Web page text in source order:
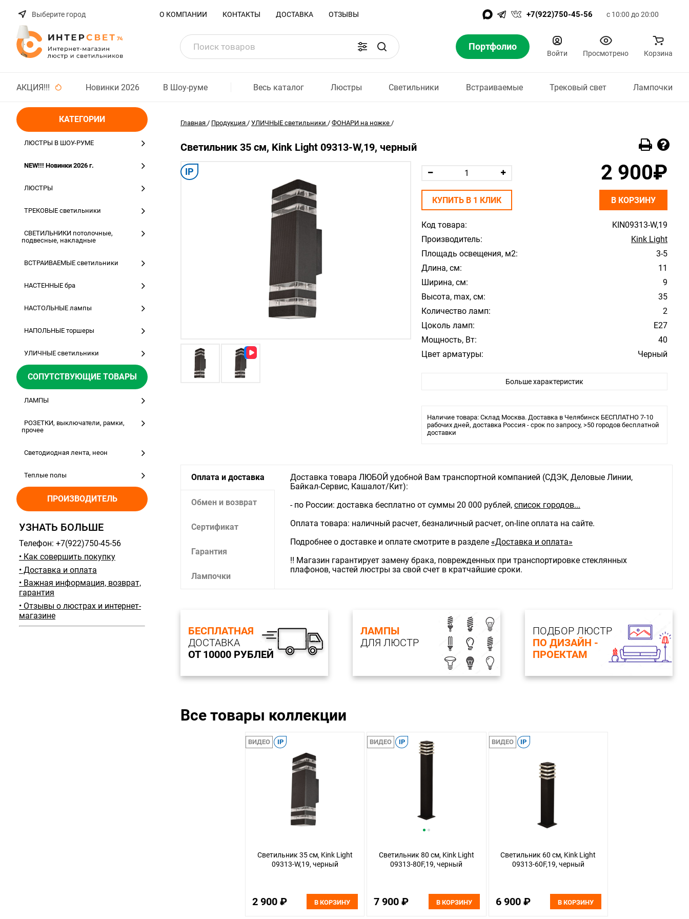
Выберите город О КОМПАНИИ КОНТАКТЫ ДОСТАВКА ОТЗЫВЫ +7(922)750-45-56 с 10:00 до 20:00
Портфолио
Войти Просмотрено Корзина
АКЦИЯ!!! Новинки 2026 В Шоу-руме Весь каталог Люстры Светильники Встраиваемые Трековый свет Лампочки
КАТЕГОРИИ
ЛЮСТРЫ В ШОУ-РУМЕ
NEW!!! Новинки 2026 г.
ЛЮСТРЫ
ТРЕКОВЫЕ светильники
СВЕТИЛЬНИКИ потолочные,
подвесные, накладные
ВСТРАИВАЕМЫЕ светильники
НАСТЕННЫЕ бра
НАСТОЛЬНЫЕ лампы
НАПОЛЬНЫЕ торшеры
УЛИЧНЫЕ светильники
СОПУТСТВУЮЩИЕ ТОВАРЫ
ЛАМПЫ
РОЗЕТКИ, выключатели, рамки,
прочее
Светодиодная лента, неон
Теплые полы
ПРОИЗВОДИТЕЛЬ
УЗНАТЬ БОЛЬШЕ
Телефон: +7(922)750-45-56
• Как совершить покупку
• Доставка и оплата
• Важная информация, возврат,
гарантия
• Отзывы о люстрах и интернет-
магазине
Главная / Продукция / УЛИЧНЫЕ светильники / ФОНАРИ на ножке /
Светильник 35 см, Kink Light 09313-W,19, черный
IP
Код товара:
KIN09313-W,19
Производитель:
Kink Light
Площадь освещения, м2:
3-5
Длина, см:
11
Ширина, см:
9
Высота, max, см:
35
Количество ламп:
2
Цоколь ламп:
Е27
Мощность, Вт:
40
Цвет арматуры:
Черный
Тип светильника:
Для улицы
Больше характеристик
Наличие товара: Склад Москва. Доставка в Челябинск БЕСПЛАТНО 7-10
рабочих дней, доставка Россия - срок по запросу, >50 городов бесплатной
доставки
2 900₽
КУПИТЬ В 1 КЛИК В КОРЗИНУ
Оплата и доставка
Обмен и возврат
Сертификат
Гарантия
Лампочки
Доставка товара ЛЮБОЙ удобной Вам транспортной компанией (СДЭК, Деловые Линии,
Байкал-Сервис, Кашалот/Кит):
- по России: доставка бесплатно от суммы 20 000 рублей, список городов...
Оплата товара: наличный расчет, безналичный расчет, on-line оплата на сайте.
Подробнее о доставке и оплате смотрите в разделе «Доставка и оплата»
‼️ Магазин гарантирует замену брака, поврежденных при транспортировке стеклянных
плафонов, частей люстры за свой счет в кратчайшие сроки.
БЕСПЛАТНАЯ
ДОСТАВКА
ОТ 10000 РУБЛЕЙ
ЛАМПЫ
ДЛЯ ЛЮСТР
ПОДБОР ЛЮСТР
ПО ДИЗАЙН -
ПРОЕКТАМ
Все товары коллекции
ВИДЕО IP
Светильник 35 см, Kink Light
09313-W,19, черный
2 900 ₽ В КОРЗИНУ
ВИДЕО IP
Светильник 80 см, Kink Light
09313-80F,19, черный
7 900 ₽ В КОРЗИНУ
ВИДЕО IP
Светильник 60 см, Kink Light
09313-60F,19, черный
6 900 ₽ В КОРЗИНУ